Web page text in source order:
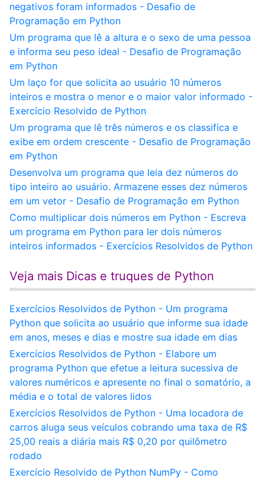
negativos foram informados - Desafio de
Programação em Python
Um programa que lê a altura e o sexo de uma pessoa
e informa seu peso ideal - Desafio de Programação
em Python
Um laço for que solicita ao usuário 10 números
inteiros e mostra o menor e o maior valor informado -
Exercício Resolvido de Python
Um programa que lê três números e os classifica e
exibe em ordem crescente - Desafio de Programação
em Python
Desenvolva um programa que leia dez números do
tipo inteiro ao usuário. Armazene esses dez números
em um vetor - Desafio de Programação em Python
Como multiplicar dois números em Python - Escreva
um programa em Python para ler dois números
inteiros informados - Exercícios Resolvidos de Python
Veja mais Dicas e truques de Python
Exercícios Resolvidos de Python - Um programa
Python que solicita ao usuário que informe sua idade
em anos, meses e dias e mostre sua idade em dias
Exercícios Resolvidos de Python - Elabore um
programa Python que efetue a leitura sucessiva de
valores numéricos e apresente no final o somatório, a
média e o total de valores lidos
Exercícios Resolvidos de Python - Uma locadora de
carros aluga seus veículos cobrando uma taxa de R$
25,00 reais a diária mais R$ 0,20 por quilômetro
rodado
Exercício Resolvido de Python NumPy - Como